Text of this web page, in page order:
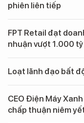
phiên liên tiếp
FPT Retail đạt
nhuận vượt 1.000
Loạt lãnh đạo bất
CEO Điện Máy
chấp thuận niêm